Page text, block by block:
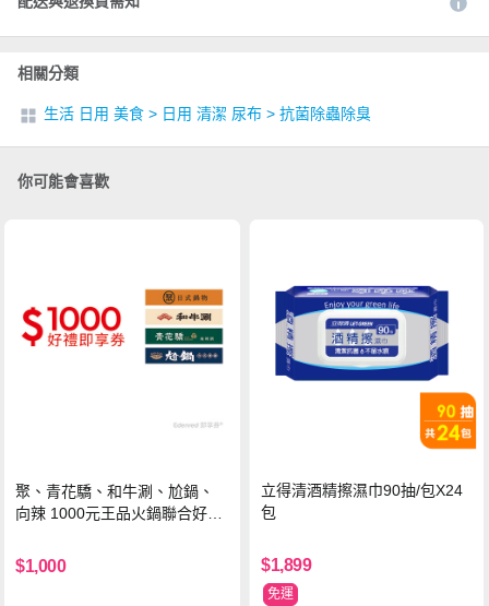
相關分類
生活 日用 美食 > 日用 清潔 尿布 > 抗菌除蟲除臭
你可能會喜歡
聚、青花驕、和牛涮、尬鍋、
向辣 1000元王品火鍋聯合好禮
$1,000
立得清酒精擦濕巾90抽/包X24
包
$1,899
免運